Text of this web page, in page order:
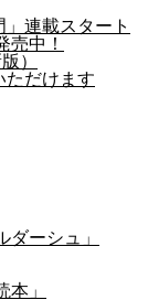
連載スタート
売中！
）
ただけます
ーシュ」
」